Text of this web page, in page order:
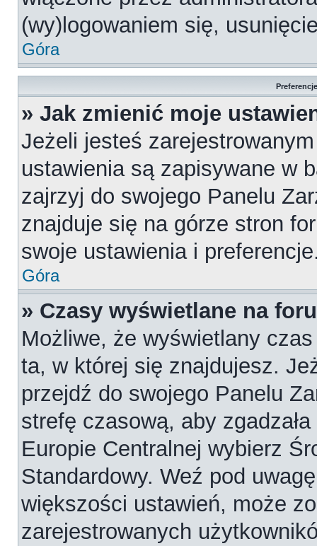
(wy)logowaniem się,
Góra
» Jak zmienić moje
Jeżeli jesteś
ustawienia są zapisywane w
zajrzyj do swojego Panelu
znajduje się na górze stron
swoje ustawienia i
Góra
» Czasy wyświetlane na
Możliwe, że wyświetlany
ta, w której się znajdujesz.
przejdź do swojego Panelu
strefę czasową, aby
Europie Centralnej wybierz
Standardowy. Weź pod
większości ustawień, może
zarejestrowanych